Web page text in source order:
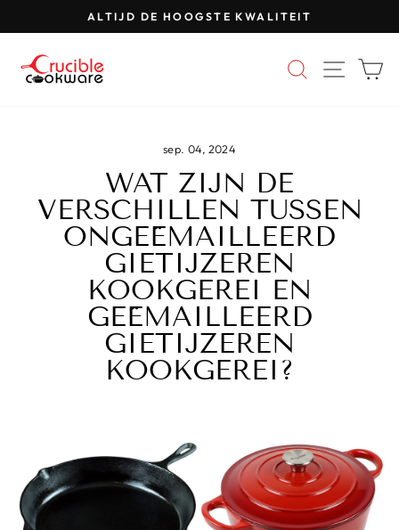
naar
inhoud
Pauzeer
diavoorstelling
ALTIJD DE HOOGSTE KWALITEIT
ZOEKEN
sep. 04, 2024
WAT ZIJN DE
VERSCHILLEN TUSSEN
ONGEËMAILLEERD
GIETIJZEREN
KOOKGEREI EN
GEËMAILLEERD
GIETIJZEREN
KOOKGEREI?